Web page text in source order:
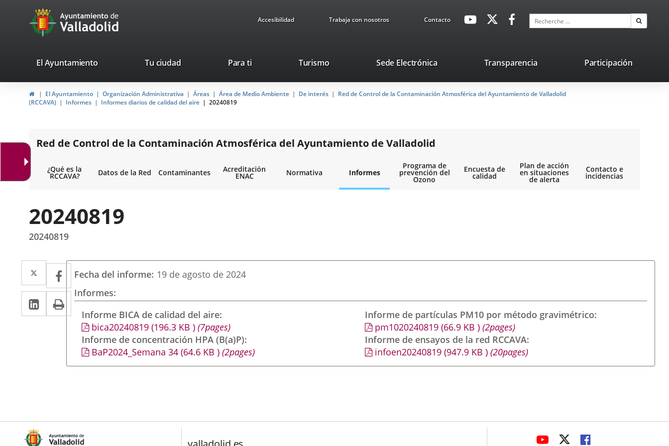
Portal
Web
Ayuntamiento
de
Valladolid
Accesibilidad Trabaja con nosotros ContactoavaHeaderSocial
Enlace
externa.
Enlace
aplicación
externa.
Enlace
aplicación
externa.
Recherche
valladolid.es
El Ayuntamiento Tu ciudad Para ti TurismoEste
se
abrirá
nueva.
Sede ElectrónicaEnlace
una
aplicación
Transparencia Participación
InicioEl Ayuntamiento Organización Administrativa Áreas Área de Medio Ambiente De interés
Red de Control de la Contaminación Atmosférica del Ayuntamiento de Valladolid
(RCCAVA)
Informes Informes diarios de calidad del aire 20240819
Red de Control de la Contaminación Atmosférica del Ayuntamiento de Valladolid
¿Qué es la
RCCAVA? Datos de la Red Contaminantes Acreditación
ENAC Normativa Informes
Programa de
prevención del
Ozono
Encuesta de
calidad
Plan de acción
en situaciones
de alerta
Contacto e
incidencias
20240819
20240819
Twitter
Enlace
a
una
aplicación
externa.
Facebook
Enlace
a
una
aplicación
externa.
LinkedIn
Enlace
a
aplicación
externa.
Imprimir
Fecha del informe 19 de agosto de 2024
Informes
Informe BICA de calidad del aire
bica20240819(196.3 KB )(7pages)
Informe de concentración HPA (B(a)P)
BaP2024_Semana 34(64.6 KB )(2pages)
Informe de partículas PM10 por método gravimétrico
pm1020240819 (66.9 KB) (2pages)
Informe de ensayos de la red RCCAVA
infoen20240819 (947.9 KB) (20pages)
ENLACEENLACEENLACE